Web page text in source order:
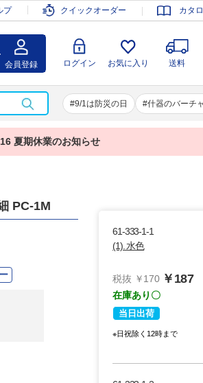
プ クイックオーダー カタ
会員登録 ログイン お気に入り 送料
9/1は防災の日 什器のバーチ
会員登録 ログイン お気に入り 送料
夏期休業のお知らせ
PC-1M
61-333-1-1
(1). 水色
税抜 ￥170 ￥187
在庫あり〇
当日出荷
※日祝除く12時まで